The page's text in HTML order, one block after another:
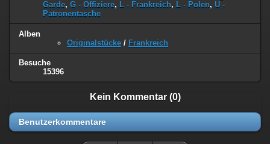
Garde, G - Offiziere, L - Frankreich, L - Polen, U -
Patronentasche
Alben
Originalstücke / Frankreich
Besuche
15396
Kein Kommentar (0)
Benutzerkommentare